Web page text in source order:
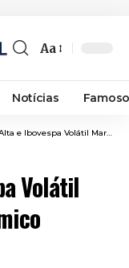
Font
Resizer
Aa
Notícias
Volátil Marcam Cenário Econômico Brasileiro
Volátil